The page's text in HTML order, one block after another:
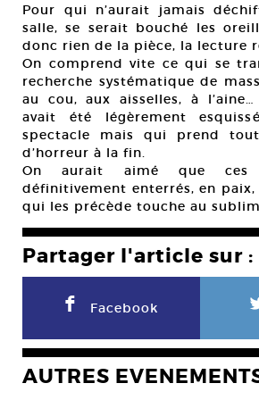
Pour qui n’aurait jamais
salle, se serait bouché les
donc rien de la pièce, la lecture
On comprend vite ce qui se
recherche systématique de
au cou, aux aisselles, à
avait été légèrement
spectacle mais qui prend
d’horreur à la fin.
On aurait aimé que ces
définitivement enterrés, en
qui les précède touche au
Partager l'article sur :
F Facebook
AUTRES